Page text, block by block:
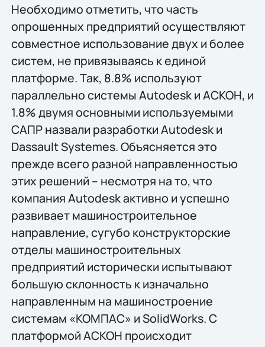
Необходимо отметить, что часть
опрошенных предприятий осуществляют
совместное использование двух и более
систем, не привязываясь к единой
платформе. Так, 8.8% используют
параллельно системы Autodesk и АСКОН, и
1.8% двумя основными используемыми
САПР назвали разработки Autodesk и
Dassault Systemes. Объясняется это
прежде всего разной направленностью
этих решений – несмотря на то, что
компания Autodesk активно и успешно
развивает машиностроительное
направление, сугубо конструкторские
отделы машиностроительных
предприятий исторически испытывают
большую склонность к изначально
направленным на машиностроение
системам «КОМПАС» и SolidWorks. С
платформой АСКОН происходит